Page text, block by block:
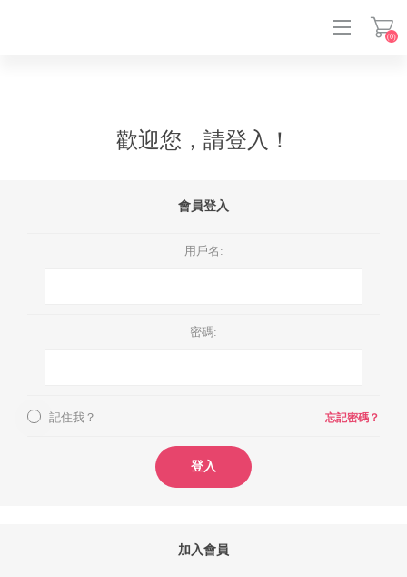
(0)
歡迎您，請登入！
會員登入
用戶名:
密碼:
記住我？ 忘記密碼？
登入
加入會員